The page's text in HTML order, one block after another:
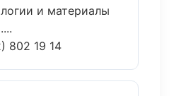
и материалы
802 19 14